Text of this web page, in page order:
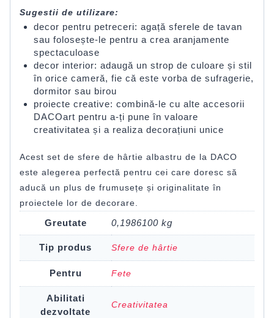
Sugestii de utilizare:
decor pentru petreceri: agață sferele de tavan
sau folosește-le pentru a crea aranjamente
spectaculoase
decor interior: adaugă un strop de culoare și stil
în orice cameră, fie că este vorba de sufragerie,
dormitor sau birou
proiecte creative: combină-le cu alte accesorii
DACOart pentru a-ți pune în valoare
creativitatea și a realiza decorațiuni unice
Acest set de sfere de hârtie albastru de la DACO
este alegerea perfectă pentru cei care doresc să
aducă un plus de frumusețe și originalitate în
proiectele lor de decorare.
Greutate 0,1986100 kg
Tip produs Sfere de hârtie
Pentru Fete
Abilitati
dezvoltate
Creativitatea